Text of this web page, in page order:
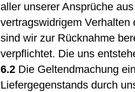
aller unserer Ansprüche
vertragswidrigem
sind wir zur Rücknahme
verpflichtet. Die uns
6.2 Die Geltendmachung
Liefergegenstands durch